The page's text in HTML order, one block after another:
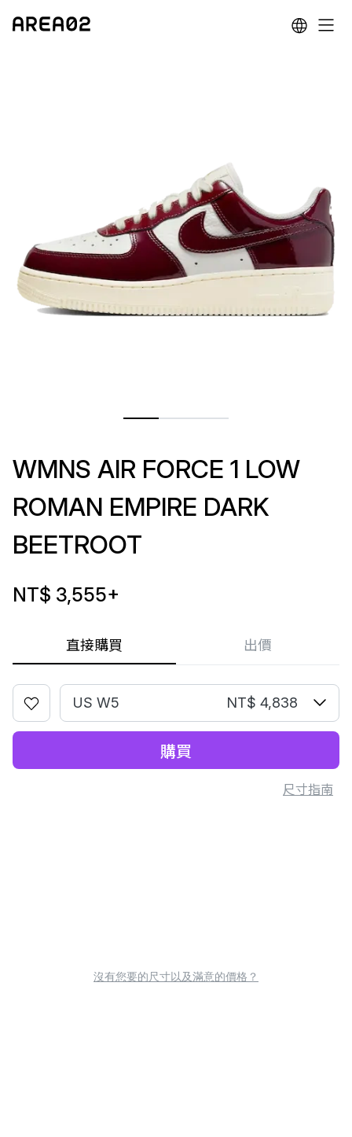
直接購買 出價
WMNS AIR FORCE 1 LOW
ROMAN EMPIRE DARK
BEETROOT
NT$ 3,555+
US W5 NT$ 4,838
購買
尺寸指南
沒有您要的尺寸以及滿意的價格？